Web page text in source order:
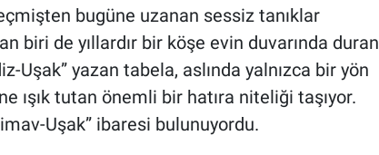
bugüne uzanan sessiz tanıklar
biri de yıllardır bir köşe evin duvarında duran
Uşak” yazan tabela, aslında yalnızca bir yön
ışık tutan önemli bir hatıra niteliği taşıyor.
Uşak” ibaresi bulunuyordu.